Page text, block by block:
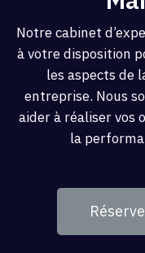
Notre cabinet
à votre disposition
les aspects de
entreprise. Nous
aider à réaliser vos
la